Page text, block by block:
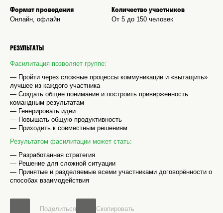
Формат проведения
Онлайн, офлайн
Количество участников
От 5 до 150 человек
РЕЗУЛЬТАТЫ
Фасилитация позволяет группе:
— Пройти через сложные процессы коммуникации и «вытащить»
лучшее из каждого участника
— Создать общее понимание и построить приверженность
командным результатам
— Генерировать идеи
— Повышать общую продуктивность
— Приходить к совместным решениям
Результатом фасилитации может стать:
— Разработанная стратегия
— Решение для сложной ситуации
— Принятые и разделяемые всеми участниками договорённости о
способах взаимодействия
Поделиться Скопировать